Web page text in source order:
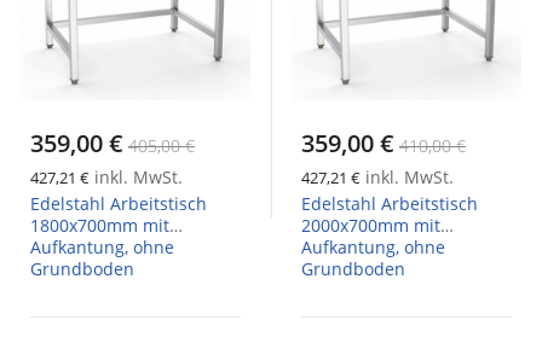
359,00 € 405,00 €
427,21 € inkl. MwSt.
Edelstahl Arbeitstisch
1800x700mm mit
Aufkantung, ohne
Grundboden
359,00 € 410,00 €
427,21 € inkl. MwSt.
Edelstahl Arbeitstisch
2000x700mm mit
Aufkantung, ohne
Grundboden